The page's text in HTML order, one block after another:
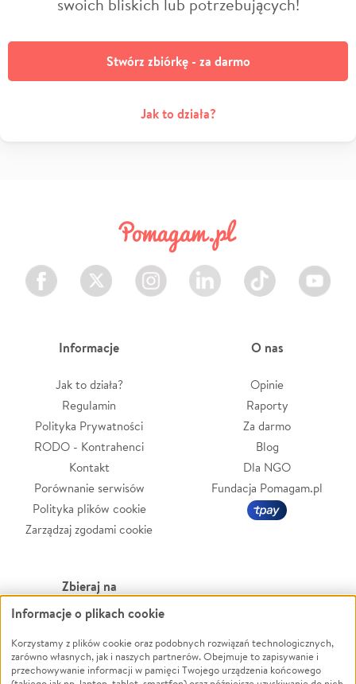
swoich bliskich lub potrzebujących!
Stwórz zbiórkę - za darmo
Jak to działa?
Facebook Twitter Instagram LinkedIn TikTok Youtube
Informacje
Jak to działa?
Regulamin
Polityka Prywatności
RODO - Kontrahenci
Kontakt
Porównanie serwisów
Polityka plików cookie
Zarządzaj zgodami cookie
O nas
Opinie
Raporty
Za darmo
Blog
Dla NGO
Fundacja Pomagam.pl
Zbieraj na
Leczenie
Zwierzęta
Pożar
Powódź
Wichura
Informacje o plikach cookie
Korzystamy z plików cookie oraz podobnych rozwiązań technologicznych,
zarówno własnych, jak i naszych partnerów. Obejmuje to zapisywanie i
przechowywanie informacji w pamięci Twojego urządzenia końcowego